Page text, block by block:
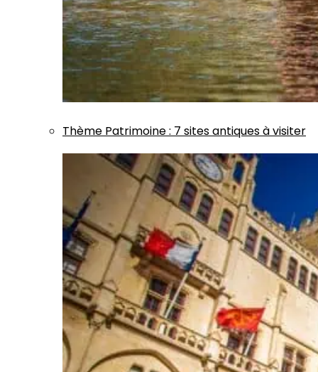
Thème Patrimoine: 7 sites antiques à visiter